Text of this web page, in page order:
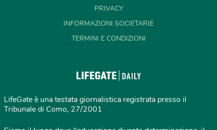
PRIVACY
INFORMAZIONI SOCIETARIE
TERMINI E CONDIZIONI
LifeGate è una testata giornalistica registrata presso il
Tribunale di Como, 27/2001